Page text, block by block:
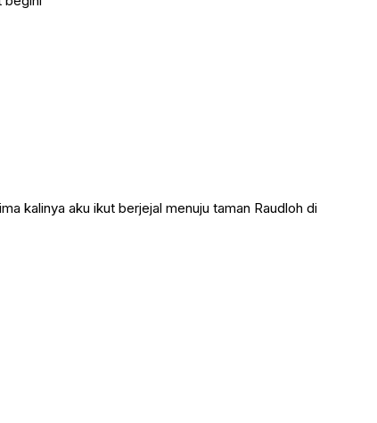
kalinya aku ikut berjejal menuju taman Raudloh di